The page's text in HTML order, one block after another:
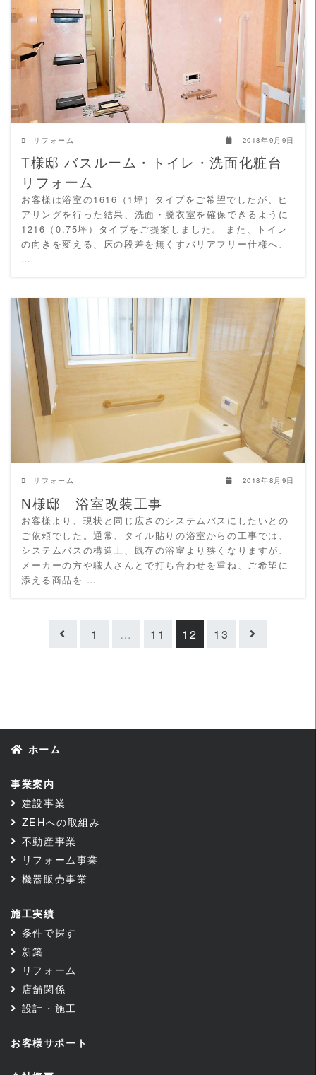
READ MORE
リフォーム 2018年9月9日
T様邸 バスルーム・トイレ・洗面化粧台
リフォーム
お客様は浴室の1616（1坪）タイプをご希望でしたが、ヒ
アリングを行った結果、洗面・脱衣室を確保できるように
1216（0.75坪）タイプをご提案しました。 また、トイレ
の向きを変える、床の段差を無くすバリアフリー仕様へ、
…
リフォーム 2018年8月9日
N様邸 浴室改装工事
お客様より、現状と同じ広さのシステムバスにしたいとの
ご依頼でした。通常、タイル貼りの浴室からの工事では、
システムバスの構造上、既存の浴室より狭くなりますが、
メーカーの方や職人さんとで打ち合わせを重ね、ご希望に
添える商品を …
1 … 11 12 13
ホーム
事業案内
建設事業
ZEHへの取組み
不動産事業
リフォーム事業
機器販売事業
施工実績
条件で探す
新築
リフォーム
店舗関係
設計・施工
お客様サポート